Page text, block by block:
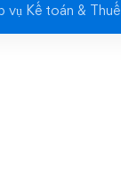
vụ Kế toán & Thuế